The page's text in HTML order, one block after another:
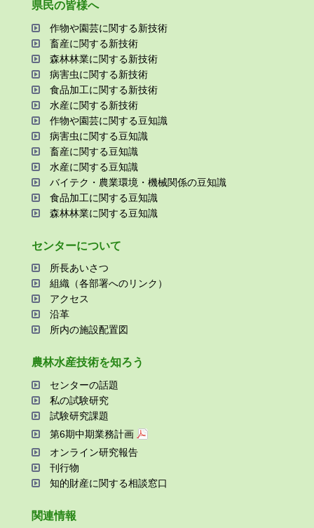
県⺠の皆様へ
作物や園芸に関する新技術
畜産に関する新技術
森林林業に関する新技術
病害⾍に関する新技術
⾷品加⼯に関する新技術
⽔産に関する新技術
作物や園芸に関する⾖知識
病害⾍に関する⾖知識
畜産に関する⾖知識
⽔産に関する⾖知識
バイテク・農業環境・機械関係の⾖知識
⾷品加⼯に関する⾖知識
森林林業に関する⾖知識
センターについて
所⻑あいさつ
組織（各部署へのリンク）
アクセス
沿⾰
所内の施設配置図
農林⽔産技術を知ろう
センターの話題
私の試験研究
試験研究課題
第6期中期業務計画
オンライン研究報告
刊⾏物
知的財産に関する相談窓⼝
関連情報